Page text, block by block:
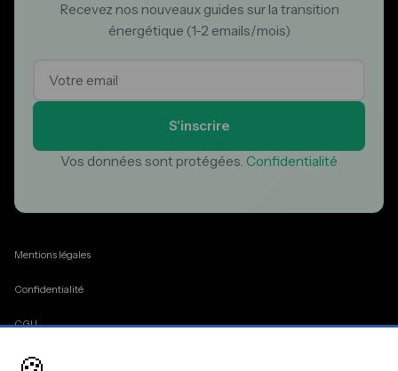
Recevez nos nouveaux guides sur la transition
énergétique (1-2 emails/mois)
S'inscrire
Vos données sont protégées. Confidentialité
Mentions légales
Confidentialité
CGU
Cookies